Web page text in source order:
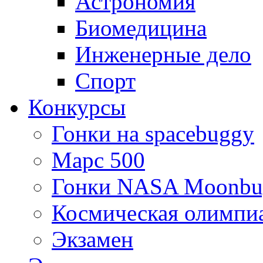
Биомедицина
Инженерные дело
Спорт
Конкурсы
Гонки на spacebuggy
Марс 500
Гонки NASA
Космическая
Экзамен